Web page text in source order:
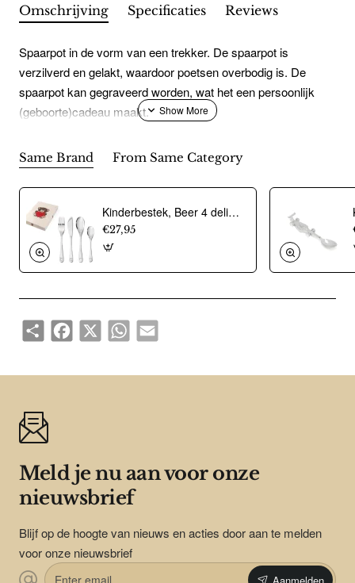
Omschrijving Specificaties Reviews
Spaarpot in de vorm van een trekker. De spaarpot is
verzilverd en gelakt, waardoor poetsen overbodig is. De
spaarpot kan gegraveerd worden, wat het een persoonlijk
(geboorte)cadeau maakt.
Same Brand From Same Category
Kinderbestek, Beer 4 delig - Zilverstad - 21013
€27,95
ShareFacebook
X WhatsAppEmail
Meld je nu aan voor onze
nieuwsbrief
Blijf op de hoogte van nieuws en acties door aan te melden
voor onze nieuwsbrief
Enter